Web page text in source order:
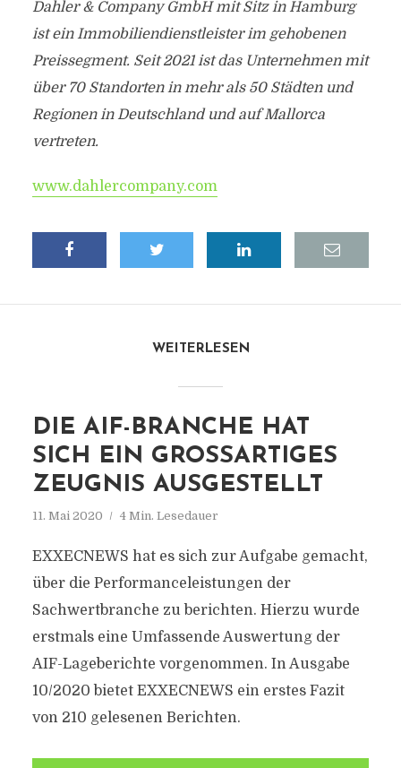
Dahler & Company GmbH mit Sitz in Hamburg
ist ein Immobiliendienstleister im gehobenen
Preissegment. Seit 2021 ist das Unternehmen mit
über 70 Standorten in mehr als 50 Städten und
Regionen in Deutschland und auf Mallorca
vertreten.
www.dahlercompany.com
WEITERLESEN
DIE AIF-BRANCHE HAT
SICH EIN GROSSARTIGES Z
EUGNIS AUSGESTELLT
11. Mai 2020 4 Min. Lesedauer
EXXECNEWS hat es sich zur Aufgabe gemacht,
über die Performanceleistungen der
Sachwertbranche zu berichten. Hierzu wurde
erstmals eine Umfassende Auswertung der
AIF-Lageberichte vorgenommen. In Ausgabe
10/2020 bietet EXXECNEWS ein erstes Fazit
von 210 gelesenen Berichten.